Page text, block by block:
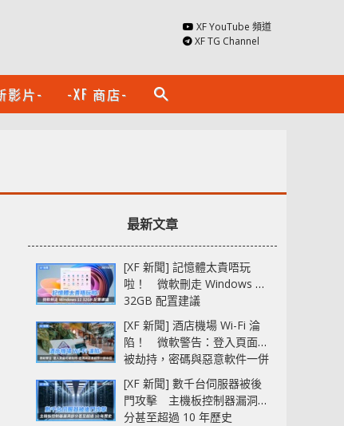
XF YouTube 頻道
XF TG Channel
影片- -XF 商店- search
最新文章
[XF 新聞] 記憶體太貴唔玩
啦！ 微軟刪走 Windows 11
32GB 配置建議
[XF 新聞] 酒店機場 Wi-Fi 淪
陷！ 微軟警告：登入頁面可
被劫持，密碼與惡意軟件一併
中招
[XF 新聞] 數千台伺服器被後
門攻擊 主機板控制器漏洞部
分甚至超過 10 年歷史